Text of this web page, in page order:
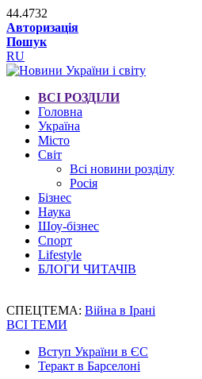
44.4732
Авторизація
Пошук
RU
ВСІ РОЗДІЛИ
Головна
Україна
Місто
Світ
Всі новини розділу
Росія
Бізнес
Наука
Шоу-бізнес
Спорт
Lifestyle
БЛОГИ ЧИТАЧІВ
СПЕЦТЕМА: Війна в Ірані
ВСІ ТЕМИ
Вступ України в ЄС
Теракт в Барселоні